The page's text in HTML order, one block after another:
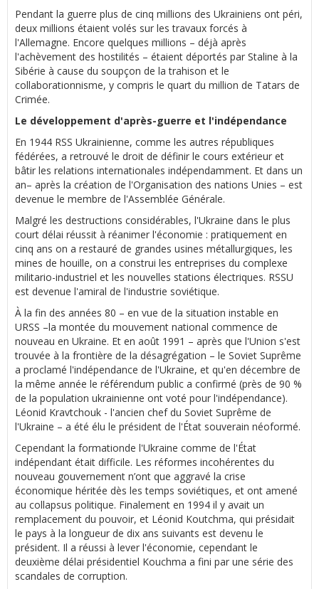
Pendant la guerre plus de cinq millions des Ukrainiens ont péri,
deux millions étaient volés sur les travaux forcés à
l'Allemagne. Encore quelques millions – déjà après
l'achèvement des hostilités – étaient déportés par Staline à la
Sibérie à cause du soupçon de la trahison et le
collaborationnisme, y compris le quart du million de Tatars de
Crimée.
Le développement d'après-guerre et l'indépendance
En 1944 RSS Ukrainienne, comme les autres républiques
fédérées, a retrouvé le droit de définir le cours extérieur et
bâtir les relations internationales indépendamment. Et dans un
an– après la création de l'Organisation des nations Unies – est
devenue le membre de l'Assemblée Générale.
Malgré les destructions considérables, l'Ukraine dans le plus
court délai réussit à réanimer l'économie : pratiquement en
cinq ans on a restauré de grandes usines métallurgiques, les
mines de houille, on a construi les entreprises du complexe
militario-industriel et les nouvelles stations électriques. RSSU
est devenue l'amiral de l'industrie soviétique.
À la fin des années 80 – en vue de la situation instable en
URSS –la montée du mouvement national commence de
nouveau en Ukraine. Et en août 1991 – après que l'Union s'est
trouvée à la frontière de la désagrégation – le Soviet Suprême
a proclamé l'indépendance de l'Ukraine, et qu'en décembre de
la même année le référendum public a confirmé (près de 90 %
de la population ukrainienne ont voté pour l'indépendance).
Léonid Kravtchouk - l'ancien chef du Soviet Suprême de
l'Ukraine – a été élu le président de l'État souverain néoformé.
Cependant la formationde l'Ukraine comme de l'État
indépendant était difficile. Les réformes incohérentes du
nouveau gouvernement n’ont que aggravé la crise
économique héritée dès les temps soviétiques, et ont amené
au collapsus politique. Finalement en 1994 il y avait un
remplacement du pouvoir, et Léonid Koutchma, qui présidait
le pays à la longueur de dix ans suivants est devenu le
président. Il a réussi à lever l'économie, cependant le
deuxième délai présidentiel Kouchma a fini par une série des
scandales de corruption.